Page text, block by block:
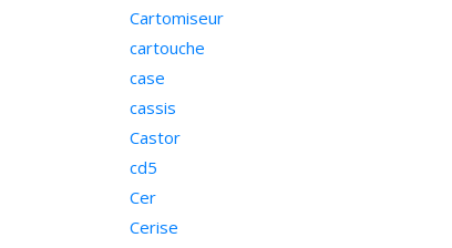
Cartomiseur
cartouche
case
cassis
Castor
cd5
Cer
Cerise